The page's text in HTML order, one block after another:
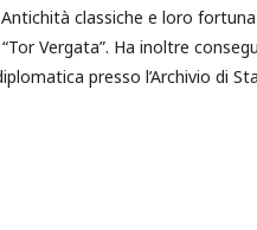
classiche e loro fortuna
Vergata”. Ha inoltre
presso l’Archivio di